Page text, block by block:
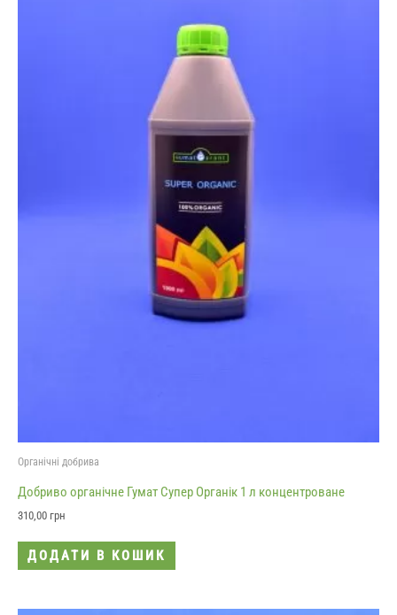
Органічні добрива
Добриво органічне Гумат Супер Органік 1 л концентроване
310,00 грн
ДОДАТИ В КОШИК